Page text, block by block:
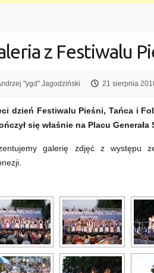
z Festiwalu
"ygd" Jagodziński 21 sierpnia
dzień Festiwalu Pieśni, Tańca i
się właśnie na Placu
galerię zdjęć z występu